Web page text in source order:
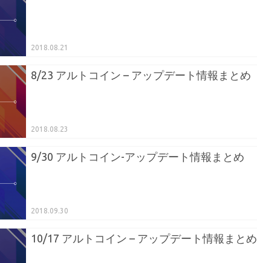
2018.08.21
8/23 アルトコイン – アップデート情報まとめ
2018.08.23
9/30 アルトコイン-アップデート情報まとめ
2018.09.30
10/17 アルトコイン – アップデート情報まとめ